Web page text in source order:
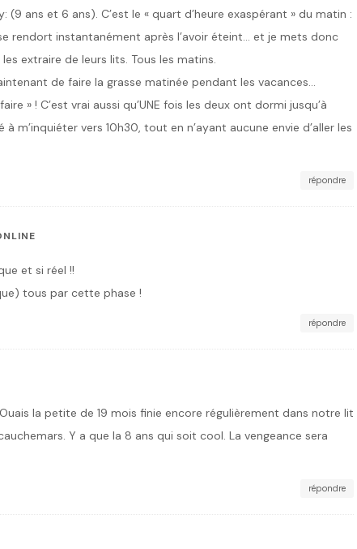
(9 ans et 6 ans). C’est le « quart d’heure exaspérant » du matin :
rendort instantanément après l’avoir éteint… et je mets donc
extraire de leurs lits. Tous les matins.
de faire la grasse matinée pendant les vacances…
» ! C’est vrai aussi qu’UNE fois les deux ont dormi jusqu’à
à m’inquiéter vers 10h30, tout en n’ayant aucune envie d’aller les
répondre
et si réel !!
tous par cette phase !
répondre
la petite de 19 mois finie encore régulièrement dans notre lit
Y a que la 8 ans qui soit cool. La vengeance sera
répondre